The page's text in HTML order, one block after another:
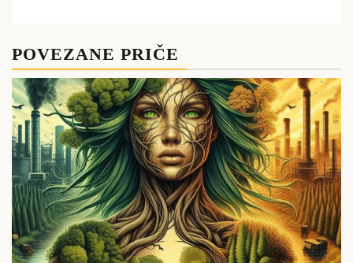
POVEZANE PRIČE